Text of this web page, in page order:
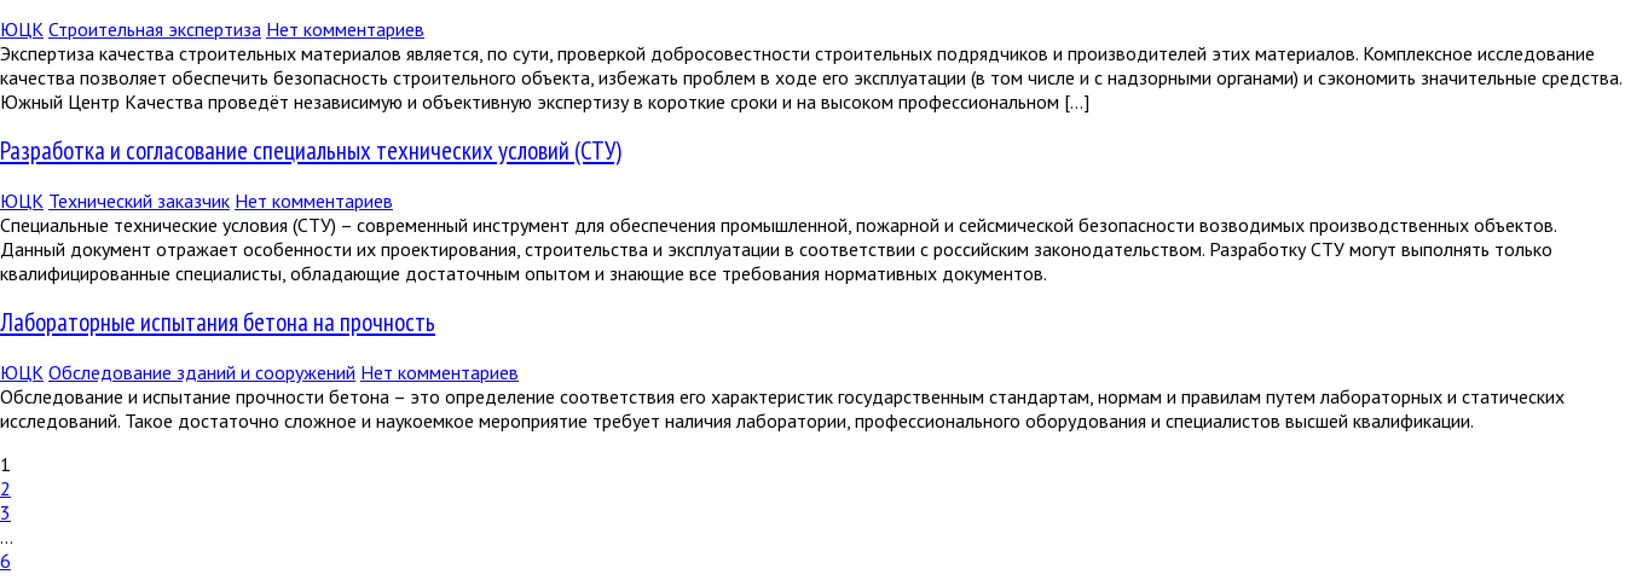
ЮЦК Строительная экспертиза Нет комментариев
Экспертиза качества строительных материалов является, по сути, проверкой добросовестности строительных подрядчиков и производителей этих материалов. Комплексное исследование
качества позволяет обеспечить безопасность строительного объекта, избежать проблем в ходе его эксплуатации (в том числе и с надзорными органами) и сэкономить значительные средства.
Южный Центр Качества проведёт независимую и объективную экспертизу в короткие сроки и на высоком профессиональном […]
Разработка и согласование специальных технических условий (СТУ)
ЮЦК Технический заказчик Нет комментариев
Специальные технические условия (СТУ) – современный инструмент для обеспечения промышленной, пожарной и сейсмической безопасности возводимых производственных объектов.
Данный документ отражает особенности их проектирования, строительства и эксплуатации в соответствии с российским законодательством. Разработку СТУ могут выполнять только
квалифицированные специалисты, обладающие достаточным опытом и знающие все требования нормативных документов.
Лабораторные испытания бетона на прочность
ЮЦК Обследование зданий и сооружений Нет комментариев
Обследование и испытание прочности бетона – это определение соответствия его характеристик государственным стандартам, нормам и правилам путем лабораторных и статических
исследований. Такое достаточно сложное и наукоемкое мероприятие требует наличия лаборатории, профессионального оборудования и специалистов высшей квалификации.
1
2
3
…
6